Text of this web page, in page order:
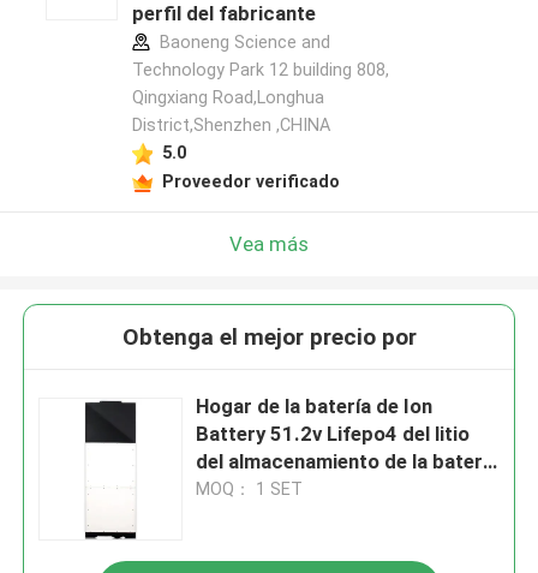
perfil del fabricante
Baoneng Science and
Technology Park 12 building 808,
Qingxiang Road,Longhua
District,Shenzhen ,CHINA
5.0
Proveedor verificado
Vea más
Obtenga el mejor precio por
Hogar de la batería de Ion
Battery 51.2v Lifepo4 del litio
del almacenamiento de la batería
del hogar solar
MOQ： 1 SET